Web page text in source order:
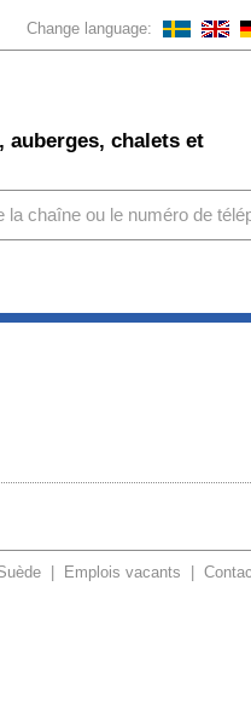
Change language:
auberges, chalets et
Emplois vacants